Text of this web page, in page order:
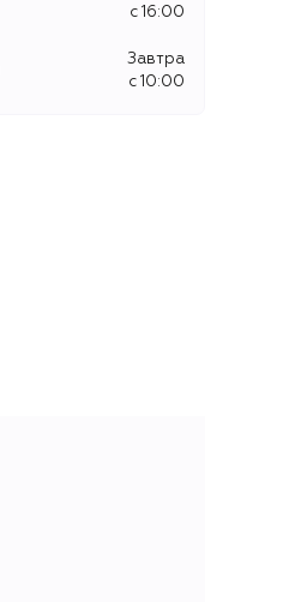
c 16:00
Завтра
c 10:00